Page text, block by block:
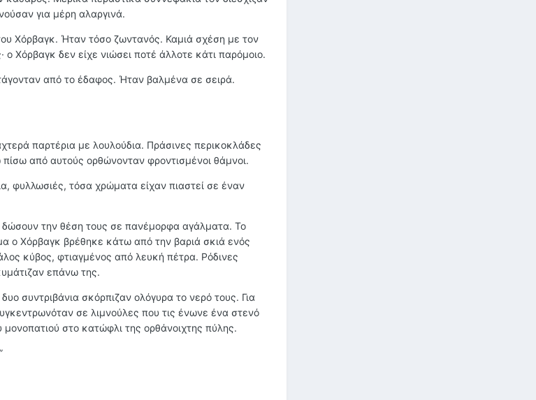
για μέρη αλαργινά.
Χόρβαγκ. Ήταν τόσο ζωντανός. Καμιά σχέση με τον
ο Χόρβαγκ δεν είχε νιώσει ποτέ άλλοτε κάτι παρόμοιο.
από το έδαφος. Ήταν βαλμένα σε σειρά.
παρτέρια με λουλούδια. Πράσινες περικοκλάδες
από αυτούς ορθώνονταν φροντισμένοι θάμνοι.
φυλλωσιές, τόσα χρώματα είχαν πιαστεί σε έναν
την θέση τους σε πανέμορφα αγάλματα. Το
ο Χόρβαγκ βρέθηκε κάτω από την βαριά σκιά ενός
κύβος, φτιαγμένος από λευκή πέτρα. Ρόδινες
επάνω της.
συντριβάνια σκόρπιζαν ολόγυρα το νερό τους. Για
σε λιμνούλες που τις ένωνε ένα στενό
στο κατώφλι της ορθάνοιχτης πύλης.